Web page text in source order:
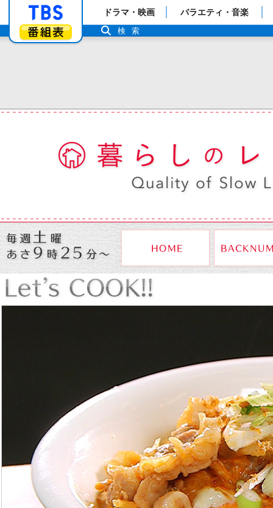
「TBSテレビ」トップページ
番組表
ドラマ・映画 バラエティ・音楽
検索